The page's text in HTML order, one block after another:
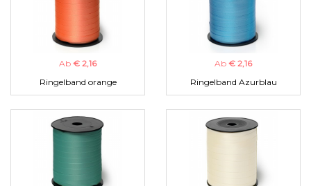
Ab € 2,16
Ringelband orange
Ab € 2,16
Ringelband Azurblau